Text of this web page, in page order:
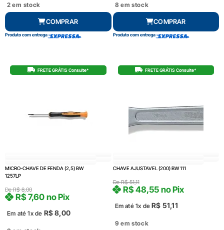
2 em stock
COMPRAR
Produto com entrega
8 em stock
COMPRAR
Produto com entrega
FRETE GRÁTIS Consulte*
MICRO-CHAVE DE FENDA (2,5) BW
1257LP
DeR$8,00
Em até 1x de R$8,00
R$7,60 no Pix
FRETE GRÁTIS Consulte*
CHAVE AJUSTAVEL (200) BW 111
DeR$51,11
Em até 1x de R$ 51,11
R$48,55 no Pix
9 em stock